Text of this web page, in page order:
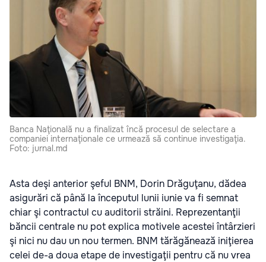
Banca Naţională nu a finalizat încă procesul de selectare a
companiei internaţionale ce urmează să continue investigaţia.
Foto: jurnal.md
Asta deşi anterior şeful BNM, Dorin Drăguţanu, dădea
asigurări că până la începutul lunii iunie va fi semnat
chiar şi contractul cu auditorii străini. Reprezentanţii
băncii centrale nu pot explica motivele acestei întârzieri
şi nici nu dau un nou termen. BNM tărăgănează iniţierea
celei de-a doua etape de investigaţii pentru că nu vrea